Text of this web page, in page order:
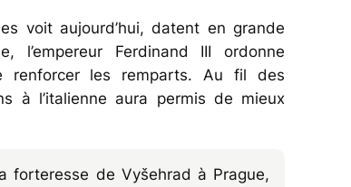
voit aujourd’hui, datent en grande
l’empereur Ferdinand III ordonne
renforcer les remparts. Au fil des
à l’italienne aura permis de mieux
forteresse de Vyšehrad à Prague,